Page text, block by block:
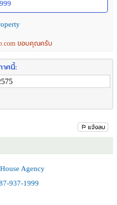
ขอบคุณครับ
าศนี้:
แจ้งลบ
Agency
937-1999